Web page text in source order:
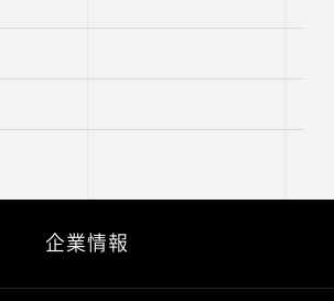
企業情報